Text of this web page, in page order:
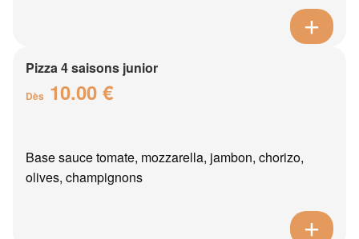
Pizza 4 saisons junior
Dès 10.00 €
Base sauce tomate, mozzarella, jambon, chorizo,
olives, champignons